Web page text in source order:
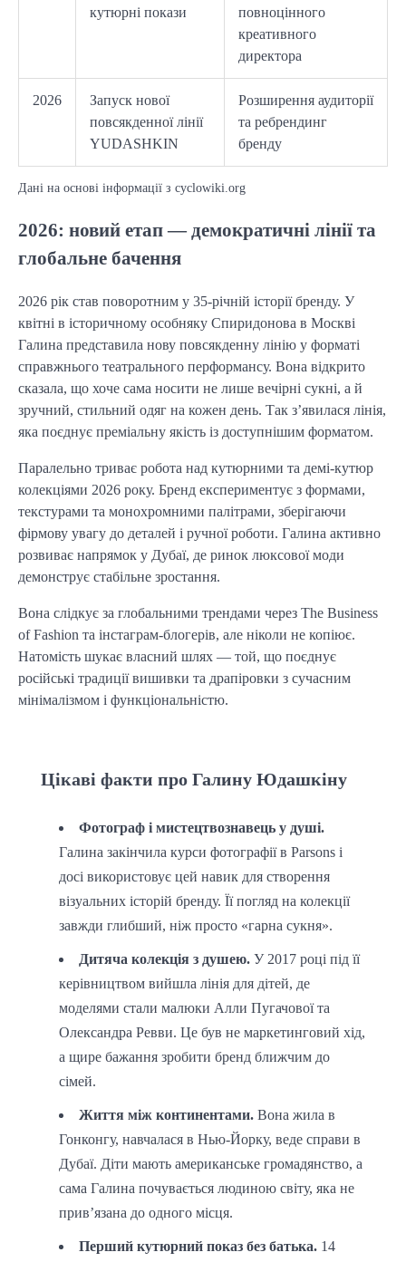
кутюрні покази
повноцінного
креативного
директора
2026
Запуск нової
повсякденної лінії
YUDASHKIN
Розширення аудиторії
та ребрендинг
бренду
Дані на основі інформації з cyclowiki.org
2026: новий етап — демократичні лінії та
глобальне бачення
2026 рік став поворотним у 35-річній історії бренду. У
квітні в історичному особняку Спиридонова в Москві
Галина представила нову повсякденну лінію у форматі
справжнього театрального перформансу. Вона відкрито
сказала, що хоче сама носити не лише вечірні сукні, а й
зручний, стильний одяг на кожен день. Так з’явилася лінія,
яка поєднує преміальну якість із доступнішим форматом.
Паралельно триває робота над кутюрними та демі-кутюр
колекціями 2026 року. Бренд експериментує з формами,
текстурами та монохромними палітрами, зберігаючи
фірмову увагу до деталей і ручної роботи. Галина активно
розвиває напрямок у Дубаї, де ринок люксової моди
демонструє стабільне зростання.
Вона слідкує за глобальними трендами через The Business
of Fashion та інстаграм-блогерів, але ніколи не копіює.
Натомість шукає власний шлях — той, що поєднує
російські традиції вишивки та драпіровки з сучасним
мінімалізмом і функціональністю.
Цікаві факти про Галину Юдашкіну
Фотограф і мистецтвознавець у душі.
Галина закінчила курси фотографії в Parsons і
досі використовує цей навик для створення
візуальних історій бренду. Її погляд на колекції
завжди глибший, ніж просто «гарна сукня».
Дитяча колекція з душею. У 2017 році під її
керівництвом вийшла лінія для дітей, де
моделями стали малюки Алли Пугачової та
Олександра Ревви. Це був не маркетинговий хід,
а щире бажання зробити бренд ближчим до
сімей.
Життя між континентами. Вона жила в
Гонконгу, навчалася в Нью-Йорку, веде справи в
Дубаї. Діти мають американське громадянство, а
сама Галина почувається людиною світу, яка не
прив’язана до одного місця.
Перший кутюрний показ без батька. 14